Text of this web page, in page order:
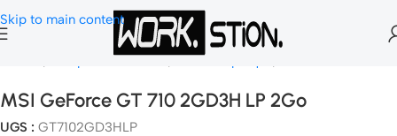
Skip to main content
Composants Gamer Carte Graphique
MSI GeForce GT 710 2GD3H LP 2Go
UGS : GT7102GD3HLP